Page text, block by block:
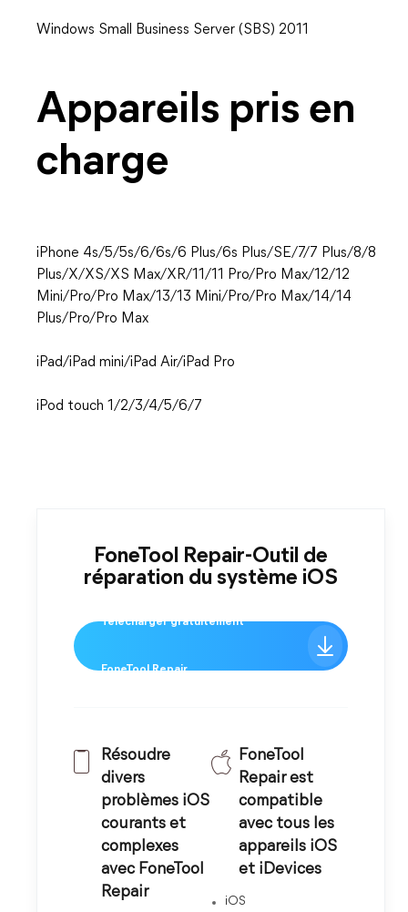
Windows Small Business Server (SBS) 2011
Appareils pris en
charge
iPhone 4s/5/5s/6/6s/6 Plus/6s Plus/SE/7/7 Plus/8/8
Plus/X/XS/XS Max/XR/11/11 Pro/Pro Max/12/12
Mini/Pro/Pro Max/13/13 Mini/Pro/Pro Max/14/14
Plus/Pro/Pro Max
iPad/iPad mini/iPad Air/iPad Pro
iPod touch 1/2/3/4/5/6/7
FoneTool Repair-Outil de
réparation du système iOS
Télécharger gratuitement
FoneTool Repair
Résoudre
divers
problèmes iOS
courants et
complexes
avec FoneTool
Repair
FoneTool
Repair est
compatible
avec tous les
appareils iOS
et iDevices
iOS